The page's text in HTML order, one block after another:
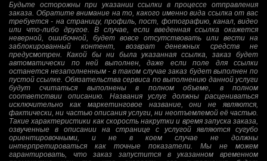
Будьте осторожны при указании ссылки в процессе отправления
заказа. Обратите внимание на то, какого именно вида ссылка от вас
требуется - на страницу, профиль, пост, фотографию, канал, видео
или что-либо другое. В случае, если введенная ссылка окажется
неверной, ошибочной, будет вовсе отсутствовать или вести на
заблокированный контент, возврат денежных средств не
предусмотрен. Какой бы ни была указанная ссылка, заказ будет
автоматически по ней выполнен, даже если поле для ссылки
останется незаполненным - в таком случае заказ будет выполнен по
пустой ссылке. Обязательства сервиса по выполнению данной услуги
будут считаться выполнены в полном объеме, в полном
соответствии описанию. Названия услуг должны расцениваться
исключительно как маркетинговое название, они не являются,
фактически, ни частью описания услуги, ни неотъемлемой её частью.
Такие характеристики как скорость накрутки и время запуска заказа,
озвученные в описании на странице с услугой являются сугубо
ориентировочными, и не в коем случае не должны
интерпретироваться как точные показатели. Мы не можем
гарантировать, что заказ запустится в указанном временном